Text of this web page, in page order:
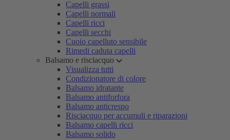
Capelli grassi
Capelli normali
Capelli ricci
Capelli secchi
Cuoio capelluto sensibile
Rimedi caduta capelli
Balsamo e risciacquo
Visualizza tutti
Condizionatore di colore
Balsamo idratante
Balsamo antiforfora
Balsamo anticrespo
Risciacquo per accumuli e riparazioni
Balsamo capelli ricci
Balsamo solido